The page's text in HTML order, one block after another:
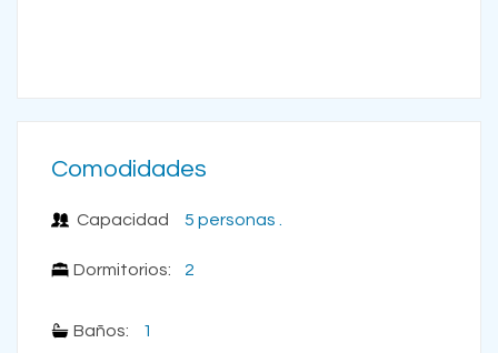
Comodidades
Capacidad
Dormitorios:
5 personas .
2
Baños: 1